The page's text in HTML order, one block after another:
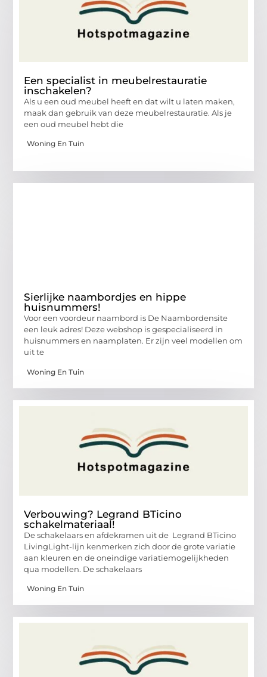
Een specialist in meubelrestauratie
inschakelen?
Als u een oud meubel heeft en dat wilt u laten maken,
maak dan gebruik van deze meubelrestauratie. Als je
een oud meubel hebt die
Woning En Tuin
Sierlijke naambordjes en hippe
huisnummers!
Voor een voordeur naambord is De Naambordensite
een leuk adres! Deze webshop is gespecialiseerd in
huisnummers en naamplaten. Er zijn veel modellen om
uit te
Woning En Tuin
Verbouwing? Legrand BTicino
schakelmateriaal!
De schakelaars en afdekramen uit de Legrand BTicino
LivingLight-lijn kenmerken zich door de grote variatie
aan kleuren en de oneindige variatiemogelijkheden
qua modellen. De schakelaars
Woning En Tuin